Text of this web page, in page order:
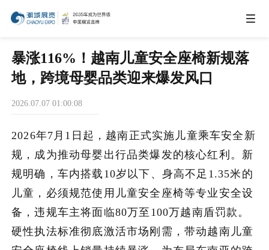
IEAE
IGHE
CHWE
AIE
暴涨116%！越南儿童安全座椅新规落
地，跨境母婴品类迎来爆发风口
2026.07.07 01:00:08
2026年7月1日起，越南正式实施儿童乘车安全新
规，成为推动母婴出行品类爆发的核心红利。新
规明确，车内搭载10岁以下、身高不足1.35米的
儿童，必须规范使用儿童安全座椅等专业安全设
备，违规车主将面临80万至100万越南盾罚款。
硬性执法标准彻底激活市场刚需，带动越南儿童